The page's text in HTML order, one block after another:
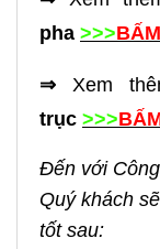
pha >>>
⇒ Xem
trục >>>
Đến với
Quý khách
tốt sau: